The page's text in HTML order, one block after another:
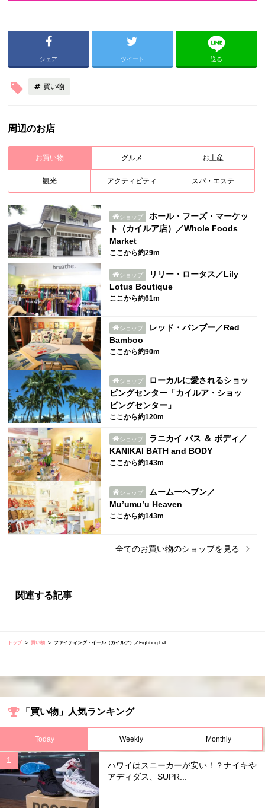
シェア ツイート 送る
買い物
周辺のお店
お買い物 グルメ お土産
観光 アクティビティ スパ・エステ
ショップ
ホール・フーズ・マーケッ
ト（カイルア店）／Whole Foods
Market
ここから約29m
ショップ
リリー・ロータス／Lily
Lotus Boutique
ここから約61m
ショップ
レッド・バンブー／Red
Bamboo
ここから約90m
ショップ
ローカルに愛されるショッ
ピングセンター「カイルア・ショッ
ピングセンター」
ここから約120m
ショップ
ラニカイ バス ＆ ボディ／
KANIKAI BATH and BODY
ここから約143m
ショップ
ムームーヘブン／
Mu’umu’u Heaven
ここから約143m
全てのお買い物のショップを見る
関連する記事
トップ 買い物 ファイティング・イール（カイルア）／Fighting Eel
「買い物」人気ランキング
Today Weekly Monthly
ハワイはスニーカーが安い！？ナイキや
アディダス、SUPR...